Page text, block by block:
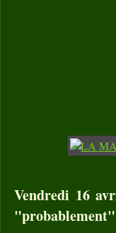
Vendredi 16
"probablement"